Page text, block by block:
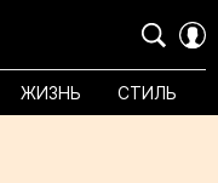
ЖИЗНЬ СТИЛЬ